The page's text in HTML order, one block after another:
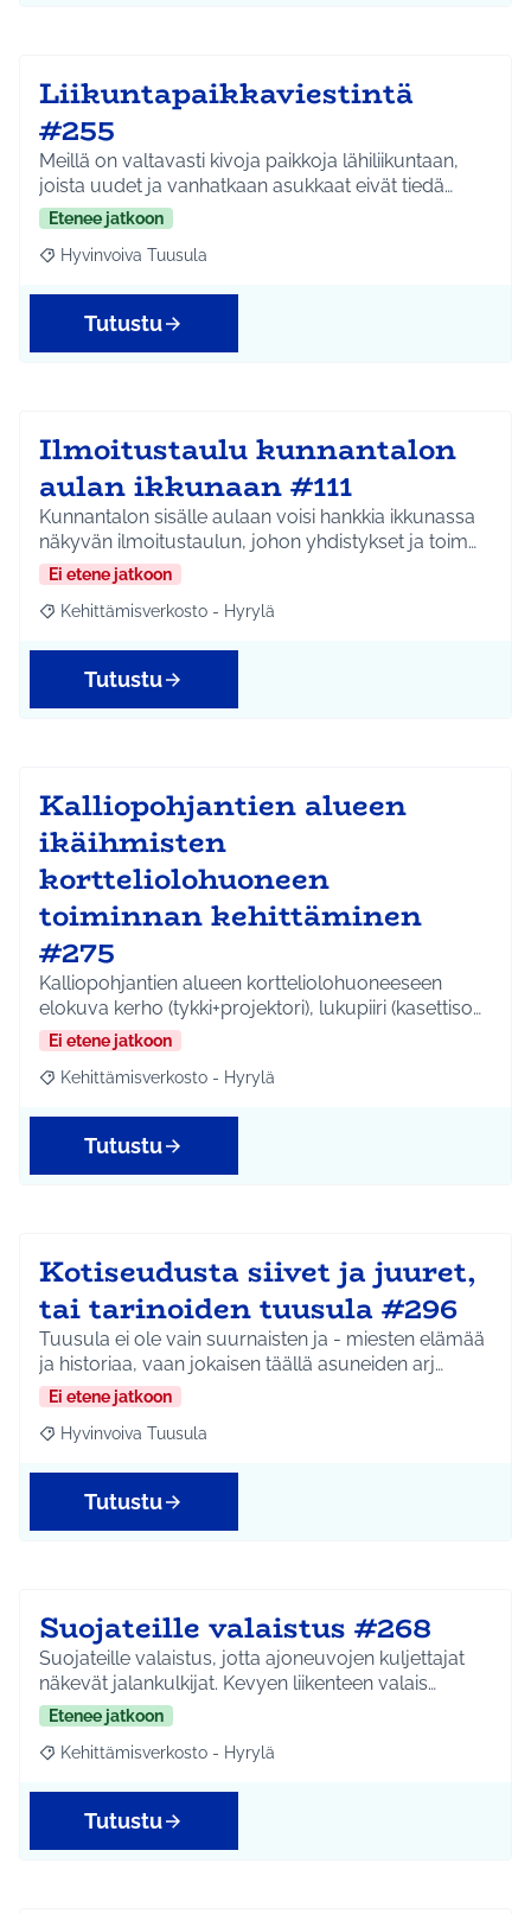
Liikuntapaikkaviestintä
#255
Meillä on valtavasti kivoja paikkoja lähiliikuntaan,
joista uudet ja vanhatkaan asukkaat eivät tiedä…
Etenee jatkoon
Rajaa tulokset aihepiirin mukaan: Hyvinvoiva Tuusula
Hyvinvoiva Tuusula
Tutustu
Ilmoitustaulu kunnantalon
aulan ikkunaan #111
Kunnantalon sisälle aulaan voisi hankkia ikkunassa
näkyvän ilmoitustaulun, johon yhdistykset ja toim…
Ei etene jatkoon
Rajaa tulokset aihepiirin mukaan: Kehittämisverkosto - Hyrylä
Kehittämisverkosto - Hyrylä
Tutustu
Kalliopohjantien alueen
ikäihmisten
kortteliolohuoneen
toiminnan kehittäminen
#275
Kalliopohjantien alueen kortteliolohuoneeseen
elokuva kerho (tykki+projektori), lukupiiri (kasettiso…
Ei etene jatkoon
Rajaa tulokset aihepiirin mukaan: Kehittämisverkosto - Hyrylä
Kehittämisverkosto - Hyrylä
Tutustu
Kotiseudusta siivet ja juuret,
tai tarinoiden tuusula #296
Tuusula ei ole vain suurnaisten ja - miesten elämää
ja historiaa, vaan jokaisen täällä asuneiden arj…
Ei etene jatkoon
Rajaa tulokset aihepiirin mukaan: Hyvinvoiva Tuusula
Hyvinvoiva Tuusula
Tutustu
Suojateille valaistus #268
Suojateille valaistus, jotta ajoneuvojen kuljettajat
näkevät jalankulkijat. Kevyen liikenteen valais…
Etenee jatkoon
Rajaa tulokset aihepiirin mukaan: Kehittämisverkosto - Hyrylä
Kehittämisverkosto - Hyrylä
Tutustu